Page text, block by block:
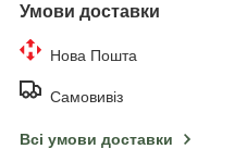
Умови доставки
Нова Пошта
Самовивіз
Всі умови доставки